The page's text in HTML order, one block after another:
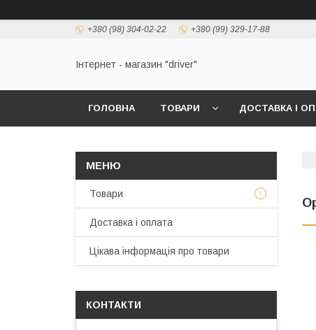
+380 (98) 304-02-22 +380 (99) 329-17-88
Інтернет - магазин "driver"
ГОЛОВНА ТОВАРИ ДОСТАВКА І
Товари
Доставка і оплата
Цікава інформація про товари
КОНТАКТИ